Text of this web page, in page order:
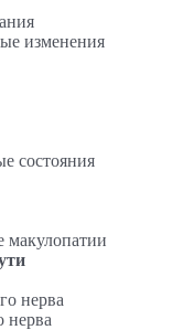
изменения
состояния
макулопатии
нерва
нерва